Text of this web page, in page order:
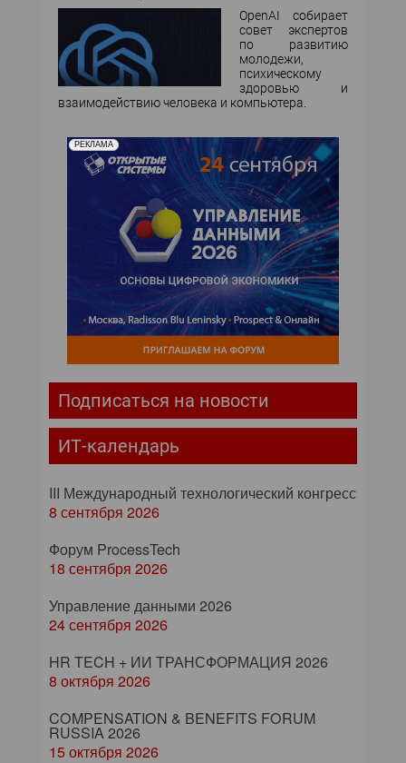
OpenAI собирает
совет экспертов
по развитию
молодежи,
психическому
здоровью и
взаимодействию человека и компьютера.
РЕКЛАМА
Подписаться на новости
ИТ-календарь
III Международный технологический конгресс
8 сентября 2026
Форум ProcessTech
18 сентября 2026
Управление данными 2026
24 сентября 2026
HR TECH + ИИ ТРАНСФОРМАЦИЯ 2026
8 октября 2026
COMPENSATION & BENEFITS FORUM
RUSSIA 2026
15 октября 2026